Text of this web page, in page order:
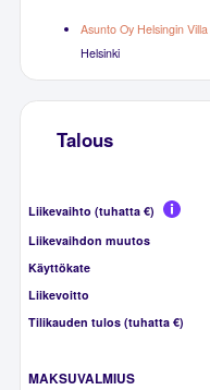
Asunto Oy Helsingin Villa
Helsinki
Talous
Liikevaihto (tuhatta €)
Liikevaihdon muutos
Käyttökate
Liikevoitto
Tilikauden tulos (tuhatta €)
MAKSUVALMIUS